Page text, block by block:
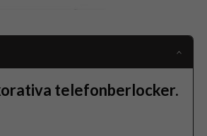
telefonberlocker.